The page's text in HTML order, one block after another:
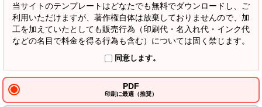
当サイトのテンプレートはどなたでも無料でダウンロードし、ご
利用いただけますが、著作権自体は放棄しておりませんので、加
工を加えていたとしても販売行為（印刷代・名入れ代・インク代
などの名目で料金を得る行為も含む）については固く禁じます。
同意します。
PDF
印刷に最適（推奨）